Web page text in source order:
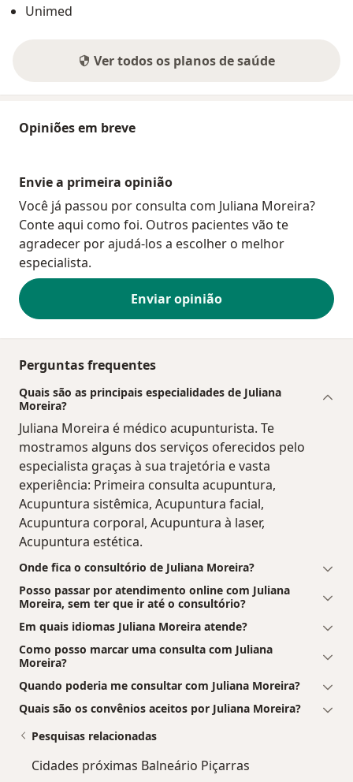
Unimed
Ver todos os planos de saúde
Opiniões em breve
Envie a primeira opinião
Você já passou por consulta com Juliana Moreira?
Conte aqui como foi. Outros pacientes vão te
agradecer por ajudá-los a escolher o melhor
especialista.
Enviar opinião
Perguntas frequentes
Quais são as principais especialidades de Juliana
Moreira?
Juliana Moreira é médico acupunturista. Te
mostramos alguns dos serviços oferecidos pelo
especialista graças à sua trajetória e vasta
experiência: Primeira consulta acupuntura,
Acupuntura sistêmica, Acupuntura facial,
Acupuntura corporal, Acupuntura à laser,
Acupuntura estética.
Onde fica o consultório de Juliana Moreira?
Posso passar por atendimento online com Juliana
Moreira, sem ter que ir até o consultório?
Em quais idiomas Juliana Moreira atende?
Como posso marcar uma consulta com Juliana
Moreira?
Quando poderia me consultar com Juliana Moreira?
Quais são os convênios aceitos por Juliana Moreira?
Pesquisas relacionadas
Cidades próximas Balneário Piçarras